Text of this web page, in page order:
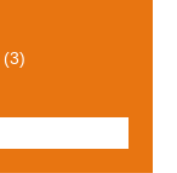
(3)